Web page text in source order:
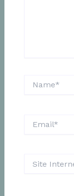
Internet